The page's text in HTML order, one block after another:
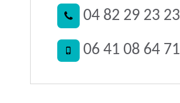
04 82 29 23 23
06 41 08 64 71